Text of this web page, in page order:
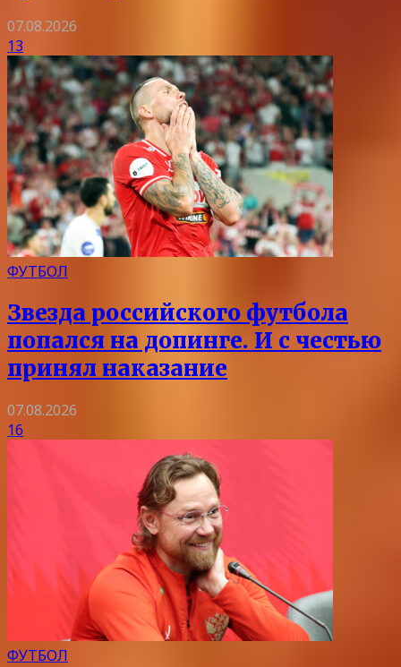
07.08.2026
13
ФУТБОЛ
Звезда российского футбола
попался на допинге. И с честью
принял наказание
07.08.2026
16
ФУТБОЛ